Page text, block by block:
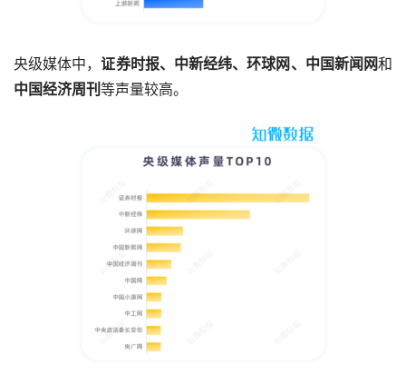
央级媒体中，证券时报、中新经纬、环球网、中国新闻网和
中国经济周刊 等声量较高。